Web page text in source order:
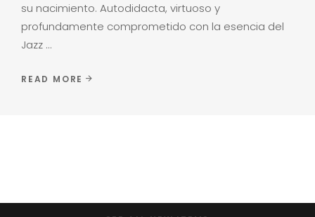
su nacimiento. Autodidacta, virtuoso y
profundamente comprometido con la esencia del
Jazz
READ MORE